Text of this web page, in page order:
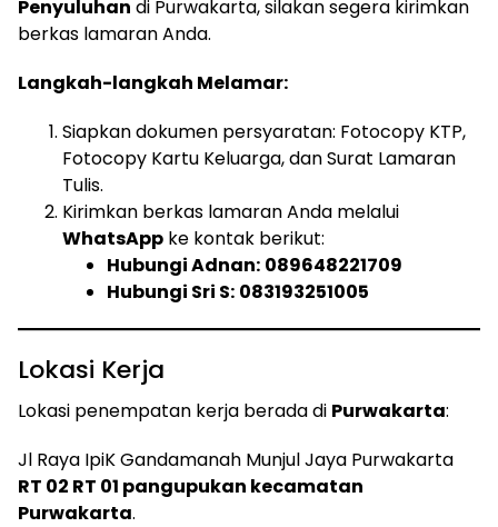
Penyuluhan di Purwakarta, silakan segera kirimkan
berkas lamaran Anda.
Langkah-langkah Melamar:
Siapkan dokumen persyaratan: Fotocopy KTP,
Fotocopy Kartu Keluarga, dan Surat Lamaran
Tulis.
Kirimkan berkas lamaran Anda melalui
WhatsApp ke kontak berikut:
Hubungi Adnan: 089648221709
Hubungi Sri S: 083193251005
Lokasi Kerja
Lokasi penempatan kerja berada di Purwakarta:
Jl Raya IpiK Gandamanah Munjul Jaya Purwakarta
RT 02 RT 01 pangupukan kecamatan
Purwakarta.